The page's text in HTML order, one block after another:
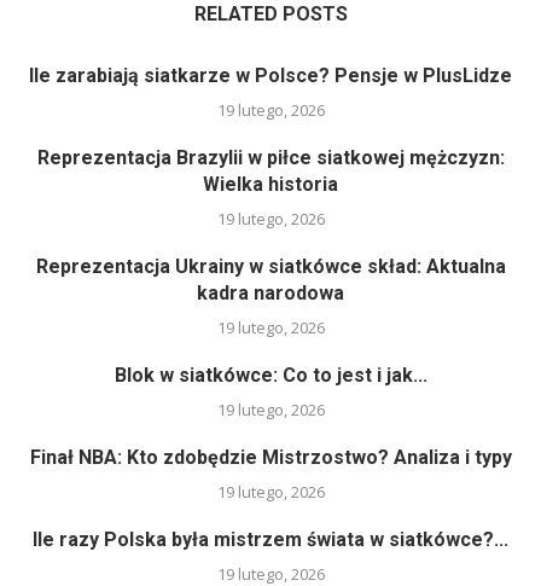
RELATED POSTS
Ile zarabiają siatkarze w Polsce? Pensje w PlusLidze
19 lutego, 2026
Reprezentacja Brazylii w piłce siatkowej mężczyzn:
Wielka historia
19 lutego, 2026
Reprezentacja Ukrainy w siatkówce skład: Aktualna
kadra narodowa
19 lutego, 2026
Blok w siatkówce: Co to jest i jak...
19 lutego, 2026
Finał NBA: Kto zdobędzie Mistrzostwo? Analiza i typy
19 lutego, 2026
Ile razy Polska była mistrzem świata w siatkówce?...
19 lutego, 2026